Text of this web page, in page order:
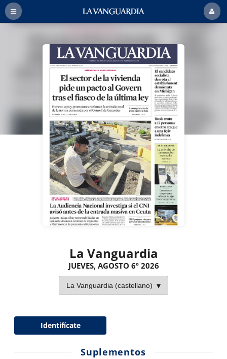
La Vanguardia
JUEVES, AGOSTO 6º 2026
Identifícate
Suplementos